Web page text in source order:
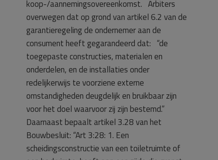
koop-/aannemingsovereenkomst. Arbiters
overwegen dat op grond van artikel 6.2 van de
garantieregeling de ondernemer aan de
consument heeft gegarandeerd dat: “de
toegepaste constructies, materialen en
onderdelen, en de installaties onder
redelijkerwijs te voorziene externe
omstandigheden deugdelijk en bruikbaar zijn
voor het doel waarvoor zij zijn bestemd.”
Daarnaast bepaalt artikel 3.28 van het
Bouwbesluit: “Art 3:28: 1. Een
scheidingsconstructie van een toiletruimte of